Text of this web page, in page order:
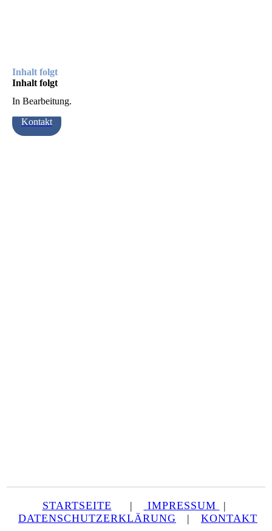
Inhalt folgt
Inhalt folgt
In Bearbeitung.
Kontakt
STARTSEITE | IMPRESSUM
|
DATENSCHUTZERKLÄRUNG | KONTAKT